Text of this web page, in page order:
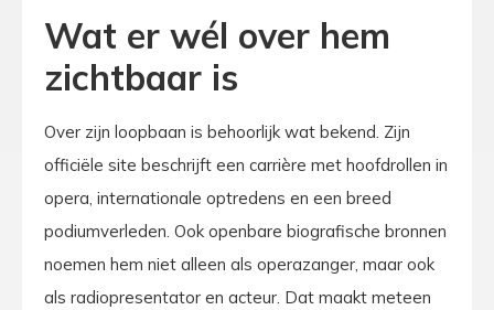
Wat er wél over hem
zichtbaar is
Over zijn loopbaan is behoorlijk wat bekend. Zijn
officiële site beschrijft een carrière met hoofdrollen in
opera, internationale optredens en een breed
podiumverleden. Ook openbare biografische bronnen
noemen hem niet alleen als operazanger, maar ook
als radiopresentator en acteur. Dat maakt meteen